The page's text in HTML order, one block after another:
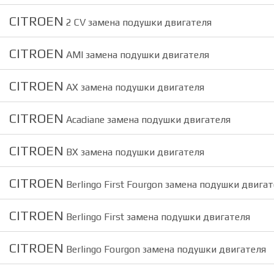
CITROEN 2 CV замена подушки двигателя
CITROEN AMI замена подушки двигателя
CITROEN AX замена подушки двигателя
CITROEN Acadiane замена подушки двигателя
CITROEN BX замена подушки двигателя
CITROEN Berlingo First Fourgon замена подушки
CITROEN Berlingo First замена подушки двигателя
CITROEN Berlingo Fourgon замена подушки двигателя